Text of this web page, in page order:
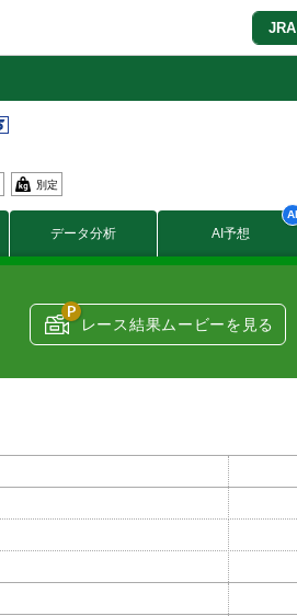
JRA
別定
データ分析 AI予想
レース結果ムービーを見る